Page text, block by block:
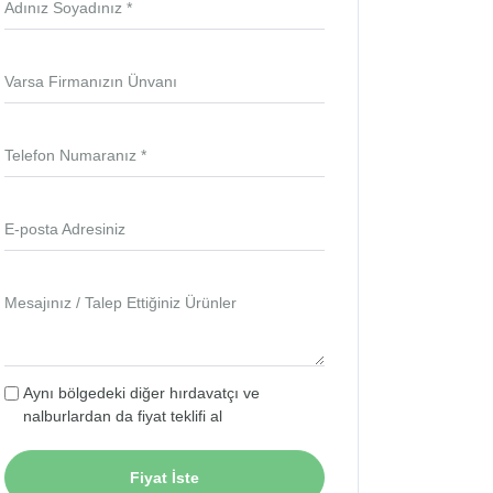
Adınız Soyadınız *
Varsa Firmanızın Ünvanı
Telefon Numaranız *
E-posta Adresiniz
Mesajınız / Talep Ettiğiniz Ürünler
Aynı bölgedeki diğer hırdavatçı ve
nalburlardan da fiyat teklifi al
Fiyat İste